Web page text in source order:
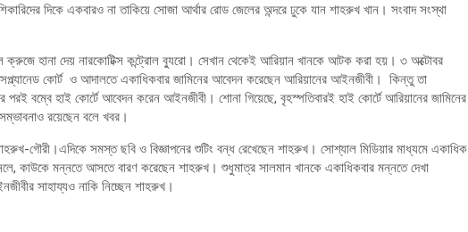
দিকে একবারও না তাকিয়ে সোজা আর্থার রোড জেলের অন্দরে ঢুকে যান শাহরুখ খান। সংবাদ সংস্থা
ক্রুজে হানা দেয় নারকোটিক্স কন্ট্রোল ব্যুরো। সেখান থেকেই আরিয়ান খানকে আটক করা হয়। ৩ অক্টোবর
কোর্ট ও আদালতে একাধিকবার জামিনের আবেদন করেছেন আরিয়ানের আইনজীবী। কিন্তু তা
পরই বম্বে হাই কোর্টে আবেদন করেন আইনজীবী। শোনা গিয়েছে, বৃহস্পতিবারই হাই কোর্টে আরিয়ানের জামিনের
রয়েছেন বলে খবর।
গৌরী।এদিকে সমস্ত ছবি ও বিজ্ঞাপনের শুটিং বন্ধ রেখেছেন শাহরুখ। সোশ্যাল মিডিয়ার মাধ্যমে একাধিক
কাউকে মন্নতে আসতে বারণ করেছেন শাহরুখ। শুধুমাত্র সালমান খানকে একাধিকবার মন্নতে দেখা
সাহায্যও নাকি নিচ্ছেন শাহরুখ।